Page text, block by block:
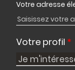
Votre adresse
Votre profil *